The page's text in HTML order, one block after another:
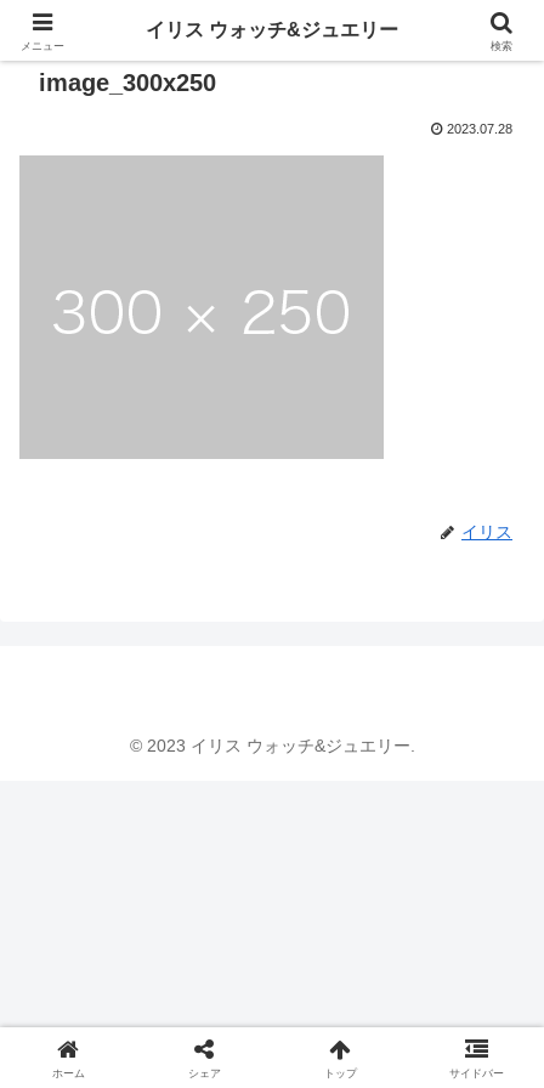
image_300x250
2023.07.28
イリス
© 2023 イリス ウォッチ&ジュエリー.
メニュー
イリス ウォッチ&ジュエリー
検索
ホーム シェア トップ サイドバー